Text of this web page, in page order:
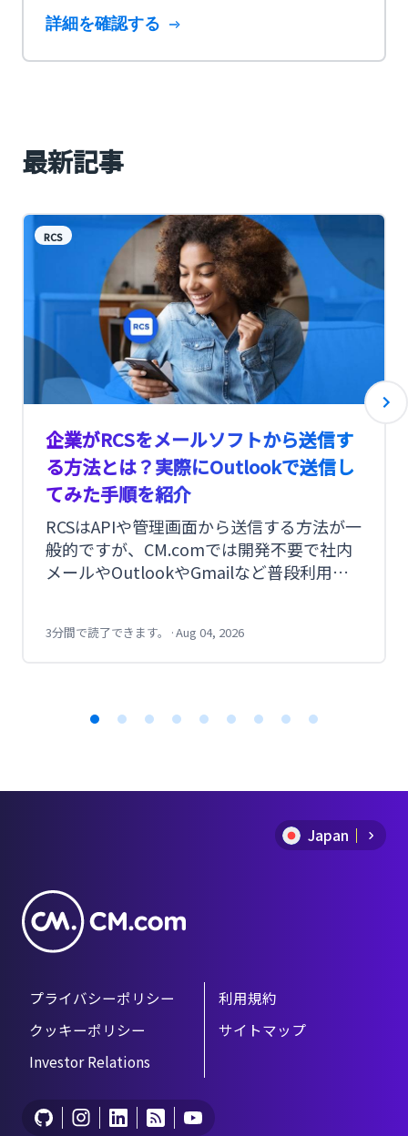
詳細を確認する
最新記事
RCS
企業がRCSをメールソフトから送信す
る方法とは？実際にOutlookで送信し
てみた手順を紹介
RCSはAPIや管理画面から送信する方法が一
般的ですが、CM.comでは開発不要で社内
メールやOutlookやGmailなど普段利用し
回は実際にOutlookからRCSを送信した手
3分間で読了できます。 ·Aug 04, 2026
Japan
プライバシーポリシー
利用規約
クッキーポリシー
サイトマップ
Investor Relations